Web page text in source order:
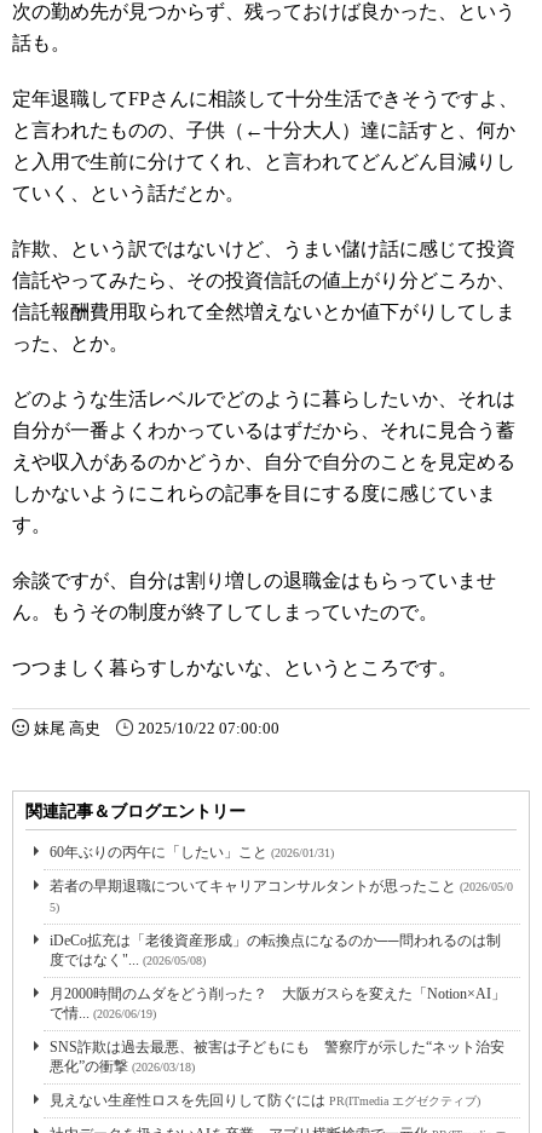
次の勤め先が見つからず、残っておけば良かった、という
話も。
定年退職してFPさんに相談して十分生活できそうですよ、
と言われたものの、子供（←十分大人）達に話すと、何か
と入用で生前に分けてくれ、と言われてどんどん目減りし
ていく、という話だとか。
詐欺、という訳ではないけど、うまい儲け話に感じて投資
信託やってみたら、その投資信託の値上がり分どころか、
信託報酬費用取られて全然増えないとか値下がりしてしま
った、とか。
どのような生活レベルでどのように暮らしたいか、それは
自分が一番よくわかっているはずだから、それに見合う蓄
えや収入があるのかどうか、自分で自分のことを見定める
しかないようにこれらの記事を目にする度に感じていま
す。
余談ですが、自分は割り増しの退職金はもらっていませ
ん。もうその制度が終了してしまっていたので。
つつましく暮らすしかないな、というところです。
妹尾 高史 2025/10/22 07:00:00
関連記事＆ブログエントリー
60年ぶりの丙午に「したい」こと (2026/01/31)
若者の早期退職についてキャリアコンサルタントが思ったこと (2026/05/0
5)
iDeCo拡充は「老後資産形成」の転換点になるのか──問われるのは制
度ではなく"... (2026/05/08)
月2000時間のムダをどう削った？ 大阪ガスらを変えた「Notion×AI」
で情... (2026/06/19)
SNS詐欺は過去最悪、被害は子どもにも 警察庁が示した“ネット治安
悪化”の衝撃 (2026/03/18)
見えない生産性ロスを先回りして防ぐには PR(ITmedia エグゼクティブ)